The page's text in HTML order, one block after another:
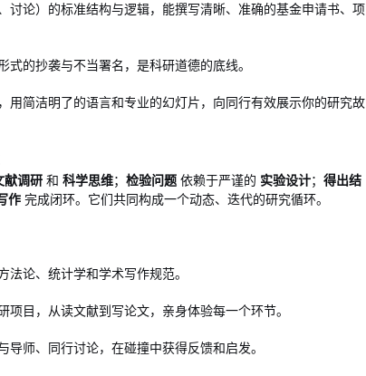
讨论）的标准结构与逻辑，能撰写清晰、准确的基金申请书、项
式的抄袭与不当署名，是科研道德的底线。
用简洁明了的语言和专业的幻灯片，向同行有效展示你的研究故
献调研 和 科学思维； 检验问题 依赖于严谨的 实验设计； 得出结
作 完成闭环。它们共同构成一个动态、迭代的研究循环。
论、统计学和学术写作规范。
目，从读文献到写论文，亲身体验每一个环节。
师、同行讨论，在碰撞中获得反馈和启发。